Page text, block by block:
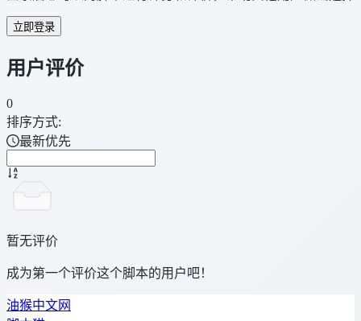
立即登录
用户评价
0
排序方式:
最新优先
暂无评价
成为第一个评价这个脚本的用户吧！
油猴中文网